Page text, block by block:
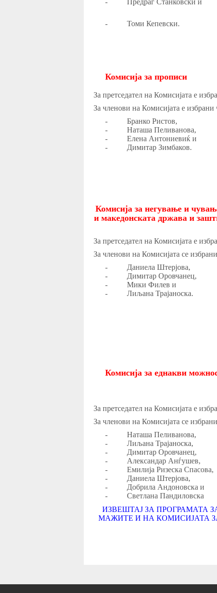
- Предраг Станковски и
- Томи Кепевски.
Комисија за прописи
За претседател на Комисијата е
За членови на Комисијата е
-
Бранко Ристов,
-
Наташа Пеливанова,
-
Елена Антониевиќ и
-
Димитар Зимбаков.
Комисија за негување и
и македонската држава и
За претседател на Комисијата е
За членови на Комисијата се
-
Даниела Штерјова,
-
Димитар Оровчанец,
-
Мики Филев и
-
Лиљана Трајаноска.
Комисија заеднакви
За претседател на Комисијата е
За членови на Комисијата се
-
Наташа Пеливанова,
-
Лиљана Трајаноска,
-
Димитар Оровчанец,
-
Александар Анѓушев,
-
Емилија Ризеска Спасова,
-
Даниела Штерјова,
-
Добрила Андоновска и
-
Светлана Пандиловска
ИЗВЕШТАЈ ЗА ПРОГРАМАТА
МАЖИТЕ И НА КОМИСИЈАТА